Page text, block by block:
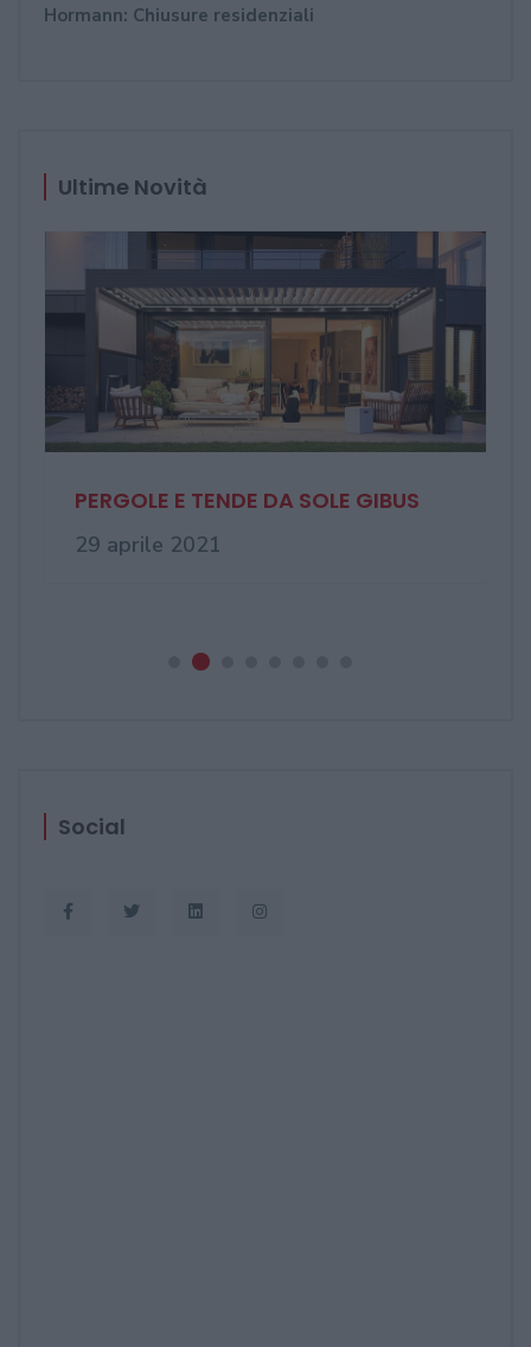
Hormann: Chiusure residenziali
Ultime Novità
Finestre in pvc sempre più
avanzate, da ...
Social